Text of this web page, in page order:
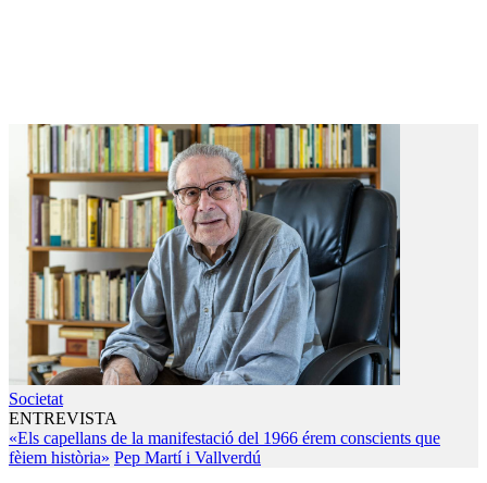
Societat
ENTREVISTA
«Els capellans de la manifestació del 1966 érem conscients que
fèiem història» Pep Martí i Vallverdú